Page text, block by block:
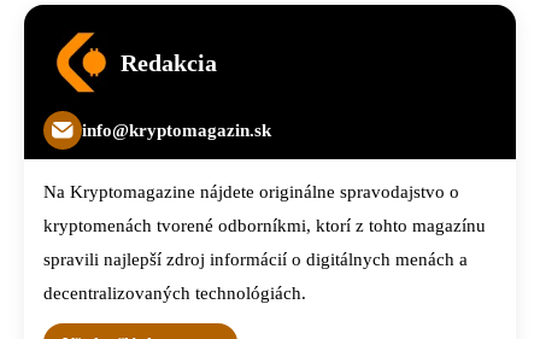
Redakcia
info@kryptomagazin.sk
Na Kryptomagazine nájdete originálne spravodajstvo o
kryptomenách tvorené odborníkmi, ktorí z tohto magazínu
spravili najlepší zdroj informácií o digitálnych menách a
decentralizovaných technológiách.